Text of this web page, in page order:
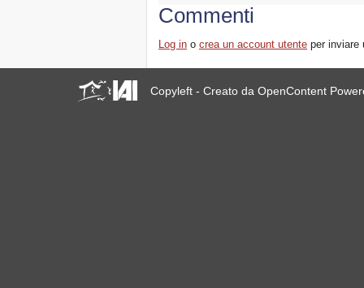
Commenti
Log in ocrea un account utente per inviare
Copyleft - Creato da OpenContent